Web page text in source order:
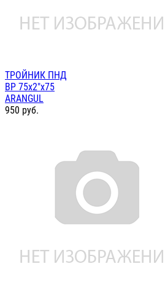
ТРОЙНИК ПНД
ВР 75х2"х75
ARANGUL
950 руб.